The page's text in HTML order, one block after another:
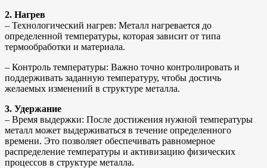
2. Нагрев
– Технологический нагрев: Металл нагревается до
определенной температуры, которая зависит от типа
термообработки и материала.
– Контроль температуры: Важно точно контролировать и
поддерживать заданную температуру, чтобы достичь
желаемых изменений в структуре металла.
3. Удержание
– Время выдержки: После достижения нужной температуры
металл может выдерживаться в течение определенного
времени. Это позволяет обеспечивать равномерное
распределение температуры и активизацию физических
процессов в структуре металла.